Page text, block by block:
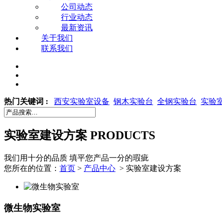
公司动态
行业动态
最新资讯
关于我们
联系我们
热门关键词 : 西安实验室设备 钢木实验台 全钢实验台 实验
实验室建设方案 PRODUCTS
我们用十分的品质 填平您产品一分的瑕疵
您所在的位置： 首页 > 产品中心 > 实验室建设方案
微生物实验室